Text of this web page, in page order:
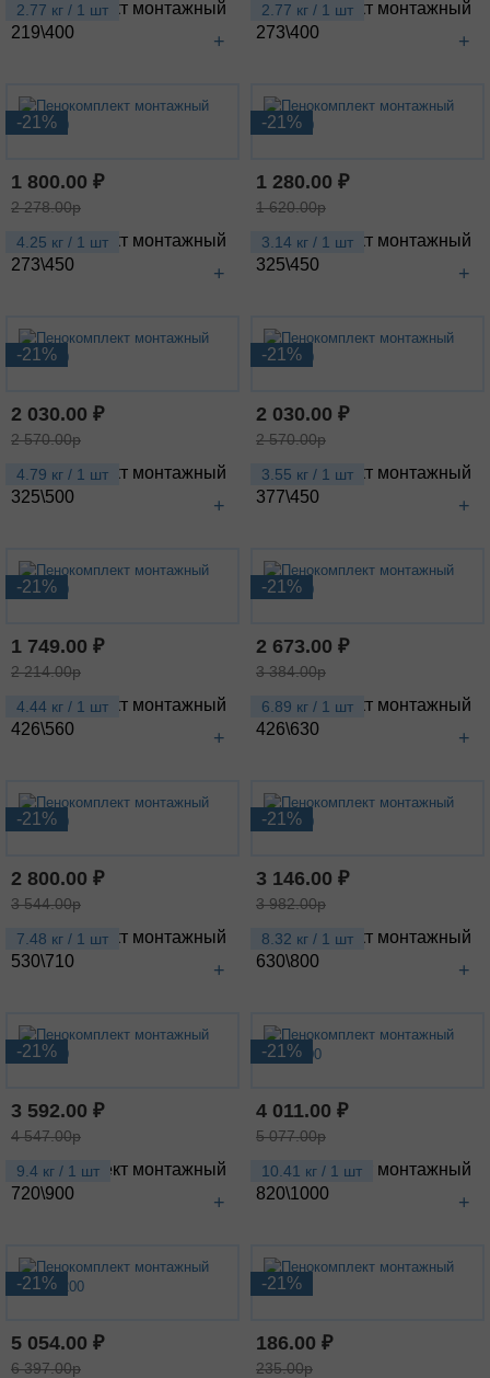
2.77 кг / 1 шт
+
Пенокомплект монтажный
219\400
2.77 кг / 1 шт
+
Пенокомплект монтажный
273\400
-21%
4.25 кг / 1 шт
1 800.00 ₽
+
2 278.00р
Пенокомплект монтажный
273\450
-21%
3.14 кг / 1 шт
1 280.00 ₽
+
1 620.00р
Пенокомплект монтажный
325\450
-21%
4.79 кг / 1 шт
2 030.00 ₽
+
2 570.00р
Пенокомплект монтажный
325\500
-21%
3.55 кг / 1 шт
2 030.00 ₽
+
2 570.00р
Пенокомплект монтажный
377\450
-21%
4.44 кг / 1 шт
1 749.00 ₽
+
2 214.00р
Пенокомплект монтажный
426\560
-21%
6.89 кг / 1 шт
2 673.00 ₽
+
3 384.00р
Пенокомплект монтажный
426\630
-21%
7.48 кг / 1 шт
2 800.00 ₽
+
3 544.00р
Пенокомплект монтажный
530\710
-21%
8.32 кг / 1 шт
3 146.00 ₽
+
3 982.00р
Пенокомплект монтажный
630\800
-21%
9.4 кг / 1 шт
3 592.00 ₽
+
4 547.00р
Пенокомплект монтажный
720\900
-21%
10.41 кг / 1 шт
4 011.00 ₽
+
5 077.00р
Пенокомплект монтажный
820\1000
-21%
5 054.00 ₽
6 397.00р
-21%
186.00 ₽
235.00р